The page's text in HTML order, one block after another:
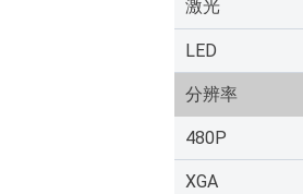
激光
LED
分辨率
480P
XGA